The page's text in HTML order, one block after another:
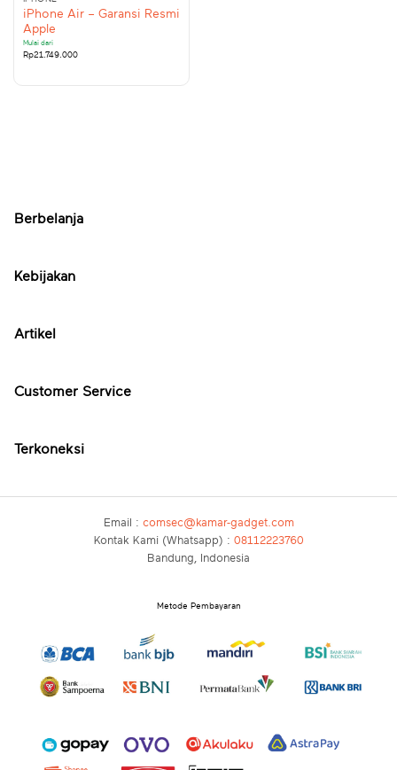
iPhone Air – Garansi Resmi
Apple
Mulai dari
Rp21.749.000
Berbelanja
Kebijakan
Artikel
Customer Service
Terkoneksi
Email : comsec@kamar-gadget.com
Kontak Kami (Whatsapp) : 08112223760
Bandung, Indonesia
Metode Pembayaran